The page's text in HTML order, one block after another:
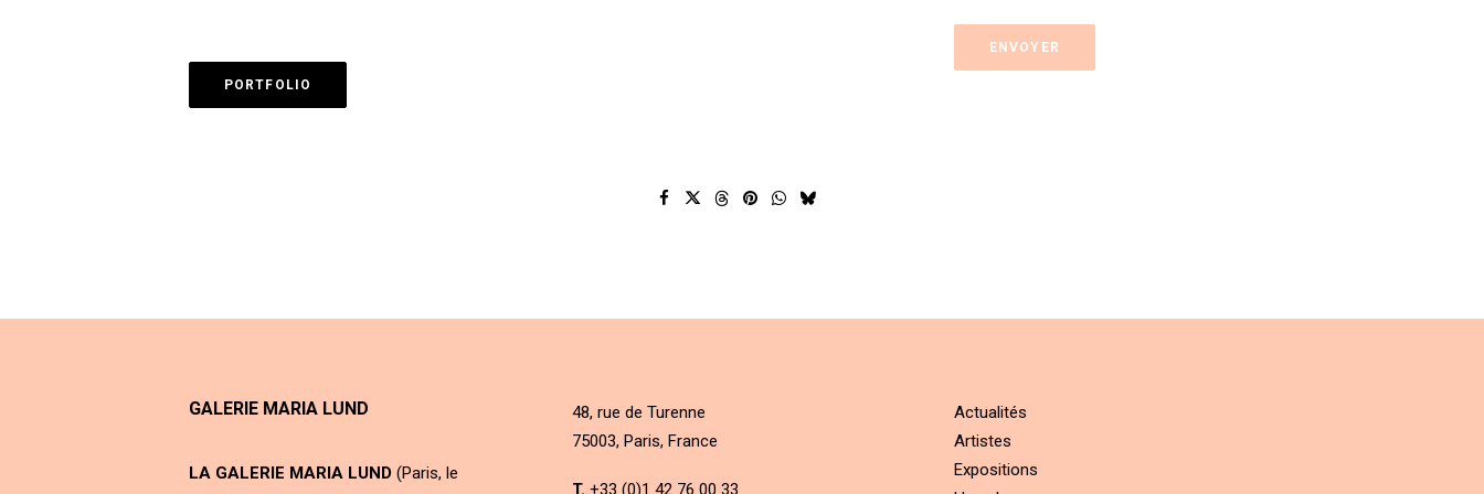
PORTFOLIO
GALERIE MARIA LUND
LA GALERIE MARIA LUND (Paris, le
48, rue de Turenne
75003, Paris, France
T. +33 (0)1 42 76 00 33
Actualités
Artistes
Expositions